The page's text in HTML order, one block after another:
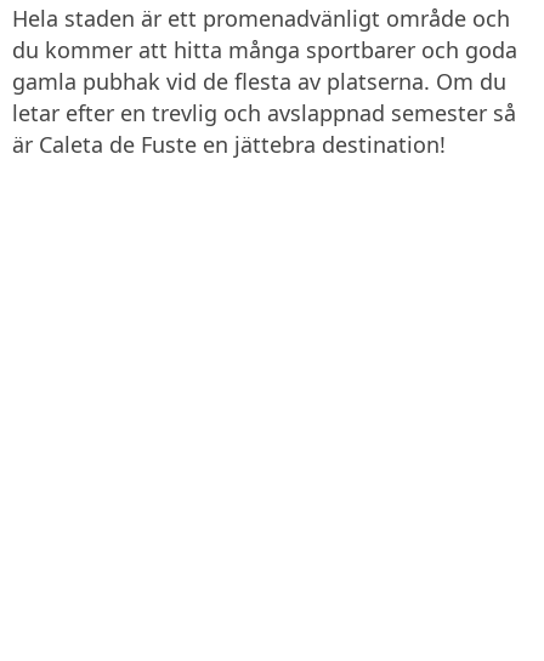
Hela staden är ett promenadvänligt område och
du kommer att hitta många sportbarer och goda
gamla pubhak vid de flesta av platserna. Om du
letar efter en trevlig och avslappnad semester så
är Caleta de Fuste en jättebra destination!